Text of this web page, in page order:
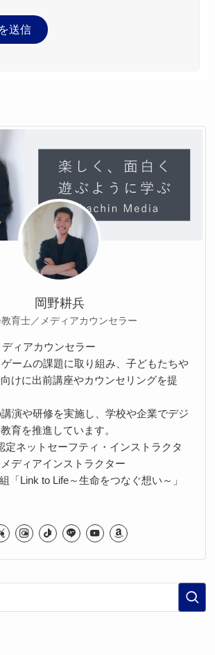
岡野耕兵
育士／メディアカウンセラー
ィアカウンセラー
ームの課題に取り組み、子どもたちや
けに出前講座やカウンセリングを提
演や研修を実施し、学校や企業でデジ
育を推進しています。
定ネットセーフティ・インストラクタ
ディアインストラクター
「Link to Life～生命をつなぐ想い～」